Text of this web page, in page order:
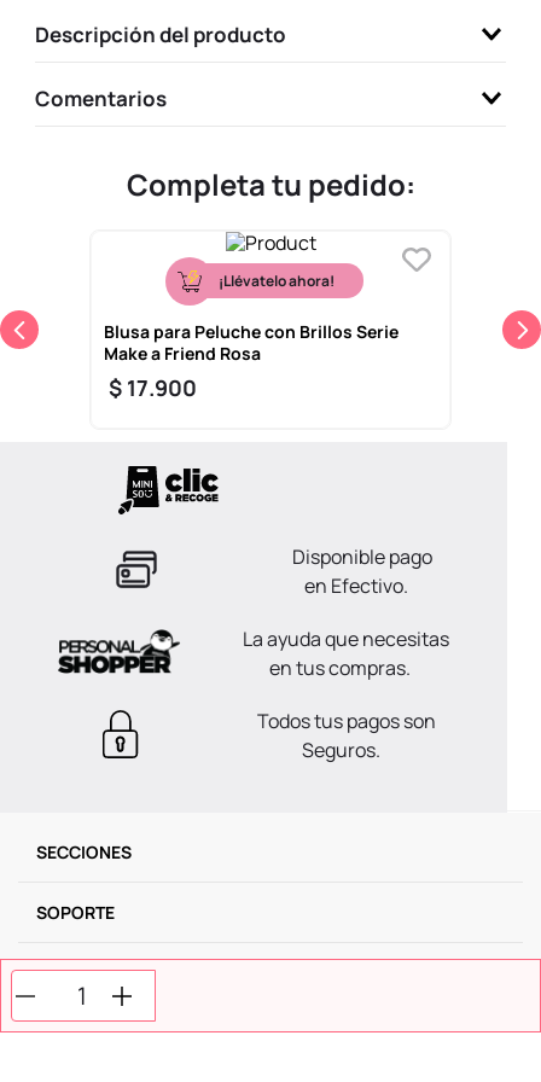
Descripción del producto
Comentarios
Completa tu pedido:
¡Llévatelo ahora!
Blusa para Peluche con Brillos Serie
Make a Friend Rosa
$ 17.900
Disponible pago
en Efectivo.
La ayuda que necesitas
en tus compras.
Todos tus pagos son
Seguros.
SECCIONES
SOPORTE
SERVICIOS
NOSOTROS
9.
one piece